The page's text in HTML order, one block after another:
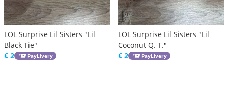
LOL Surprise Lil Sisters "Lil
Black Tie"
€ 2
PayLivery
LOL Surprise Lil Sisters "Lil
Coconut Q. T."
€ 2
PayLivery